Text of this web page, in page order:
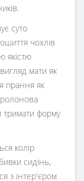
суто
чохлів
якістю
мати як
прання як
тримати форму
колір
сидінь,
з інтер'єром